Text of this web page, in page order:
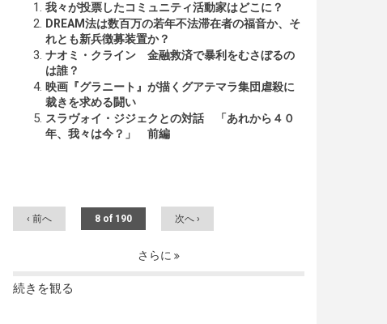
我々が投票したコミュニティ活動家はどこに？
DREAM法は数百万の若年不法滞在者の福音か、そ
れとも新兵徴募装置か？
ナオミ・クライン 金融救済で暴利をむさぼるの
は誰？
映画『グラニート』が描くグアテマラ集団虐殺に
裁きを求める闘い
スラヴォイ・ジジェクとの対話 「あれから４０
年、我々は今？」 前編
‹ 前へ 8 of 190 次へ ›
さらに
続きを観る